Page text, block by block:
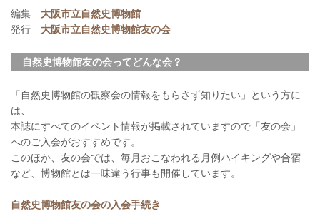
編集 大阪市立自然史博物館
発行 大阪市立自然史博物館友の会
自然史博物館友の会ってどんな会？
「自然史博物館の観察会の情報をもらさず知りたい」という方に
は、
本誌にすべてのイベント情報が掲載されていますので「友の会」
へのご入会がおすすめです。
このほか、友の会では、毎月おこなわれる月例ハイキングや合宿
など、博物館とは一味違う行事も開催しています。
自然史博物館友の会の入会手続き